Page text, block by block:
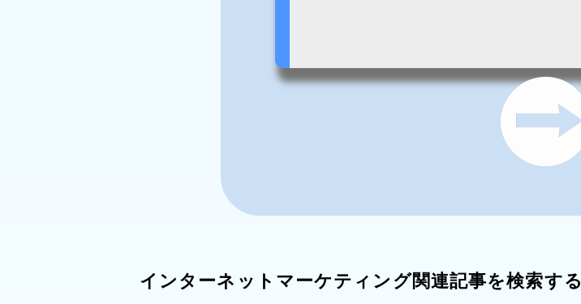
インターネットマーケティング関連記事を検索する